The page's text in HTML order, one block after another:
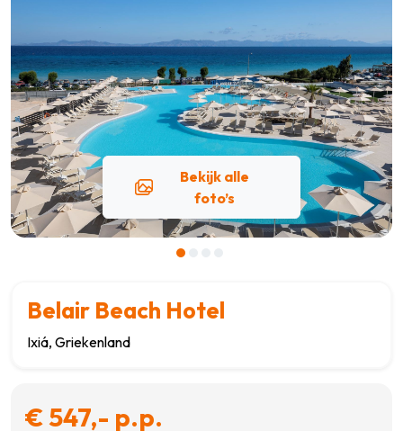
Bekijk alle
foto’s
Belair Beach Hotel
Ixiá, Griekenland
€ 547,- p.p.